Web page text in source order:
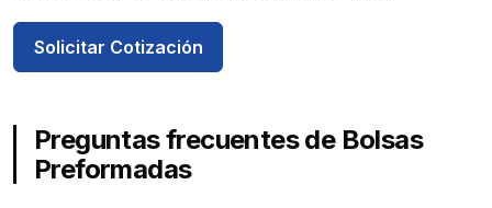
Solicitar Cotización
Preguntas frecuentes de Bolsas
Preformadas